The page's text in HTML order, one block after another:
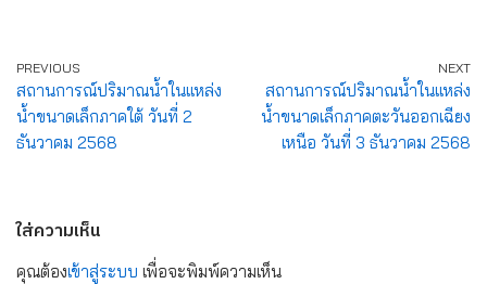
PREVIOUS
สถานการณ์ปริมาณน้ำในแหล่ง
น้ำขนาดเล็กภาคใต้ วันที่ 2
ธันวาคม 2568
NEXT
สถานการณ์ปริมาณน้ำในแหล่ง
น้ำขนาดเล็กภาคตะวันออกเฉียง
เหนือ วันที่ 3 ธันวาคม 2568
ใส่ความเห็น
คุณต้องเข้าสู่ระบบ เพื่อจะพิมพ์ความเห็น